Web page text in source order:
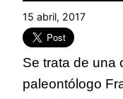
15 abril, 2017
Se trata de una
paleontólogo